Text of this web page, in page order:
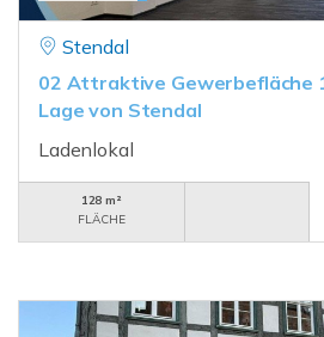
Stendal
02 Attraktive Gewerbefläche
Lage von Stendal
Ladenlokal
128 m²
FLÄCHE